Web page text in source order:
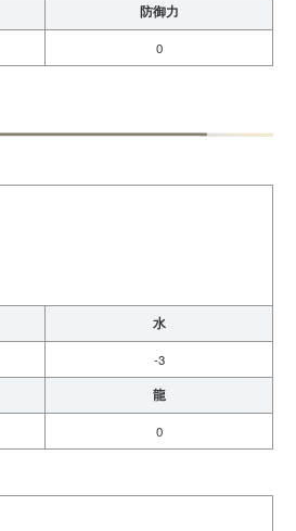
防御力
0
水
-3
龍
0